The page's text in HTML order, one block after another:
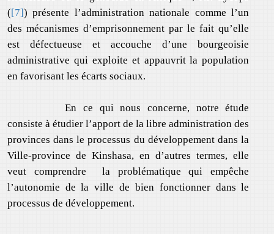
([7]) présente l’administration nationale comme l’un
des mécanismes d’emprisonnement par le fait qu’elle
est défectueuse et accouche d’une bourgeoisie
administrative qui exploite et appauvrit la population
en favorisant les écarts sociaux.
En ce qui nous concerne, notre étude
consiste à étudier l’apport de la libre administration des
provinces dans le processus du développement dans la
Ville-province de Kinshasa, en d’autres termes, elle
veut comprendre la problématique qui empêche
l’autonomie de la ville de bien fonctionner dans le
processus de développement.